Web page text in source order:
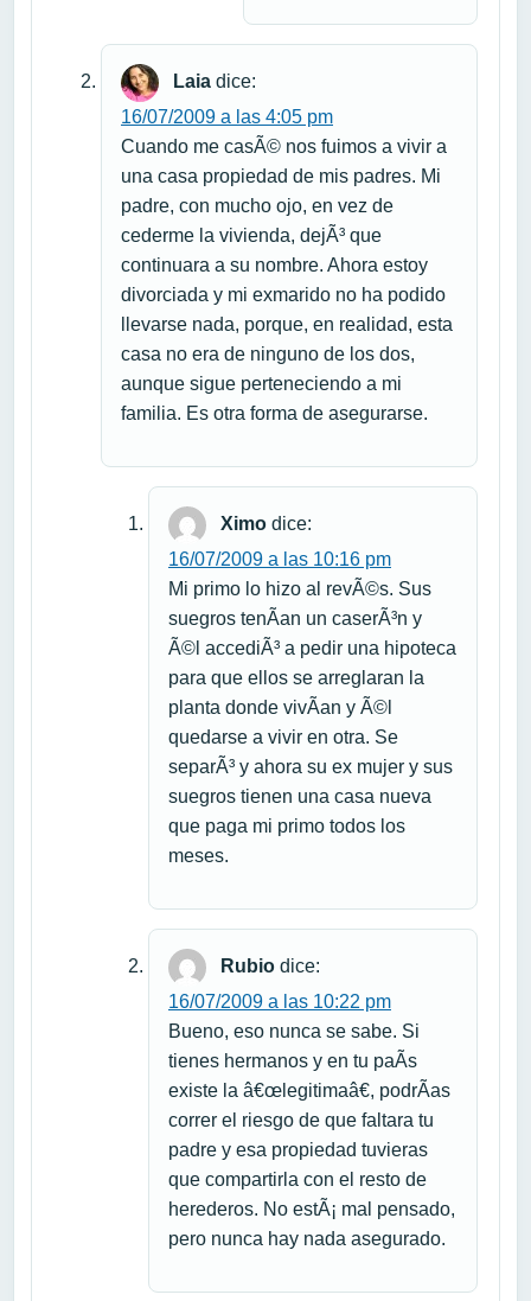
Laia dice:
16/07/2009 a las 4:05 pm
Cuando me casÃ© nos fuimos a vivir a
una casa propiedad de mis padres. Mi
padre, con mucho ojo, en vez de
cederme la vivienda, dejÃ³ que
continuara a su nombre. Ahora estoy
divorciada y mi exmarido no ha podido
llevarse nada, porque, en realidad, esta
casa no era de ninguno de los dos,
aunque sigue perteneciendo a mi
familia. Es otra forma de asegurarse.
Ximo dice:
16/07/2009 a las 10:16 pm
Mi primo lo hizo al revÃ©s. Sus
suegros tenÃ­an un caserÃ³n y
Ã©l accediÃ³ a pedir una hipoteca
para que ellos se arreglaran la
planta donde vivÃ­an y Ã©l
quedarse a vivir en otra. Se
separÃ³ y ahora su ex mujer y sus
suegros tienen una casa nueva
que paga mi primo todos los
meses.
Rubio dice:
16/07/2009 a las 10:22 pm
Bueno, eso nunca se sabe. Si
tienes hermanos y en tu paÃ­s
existe la â€œlegitimaâ€, podrÃ­as
correr el riesgo de que faltara tu
padre y esa propiedad tuvieras
que compartirla con el resto de
herederos. No estÃ¡ mal pensado,
pero nunca hay nada asegurado.